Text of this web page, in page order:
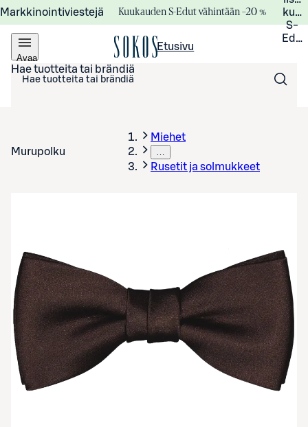
Markkinointiviestejä Kuukauden S-Edut vähintään –20 %
S-
Avaa
valikko
Etusivu
Hae tuotteita tai brändiä
Murupolku
Miehet
…
Rusetit ja solmukkeet
Avaa tuotekuva suurennettuna